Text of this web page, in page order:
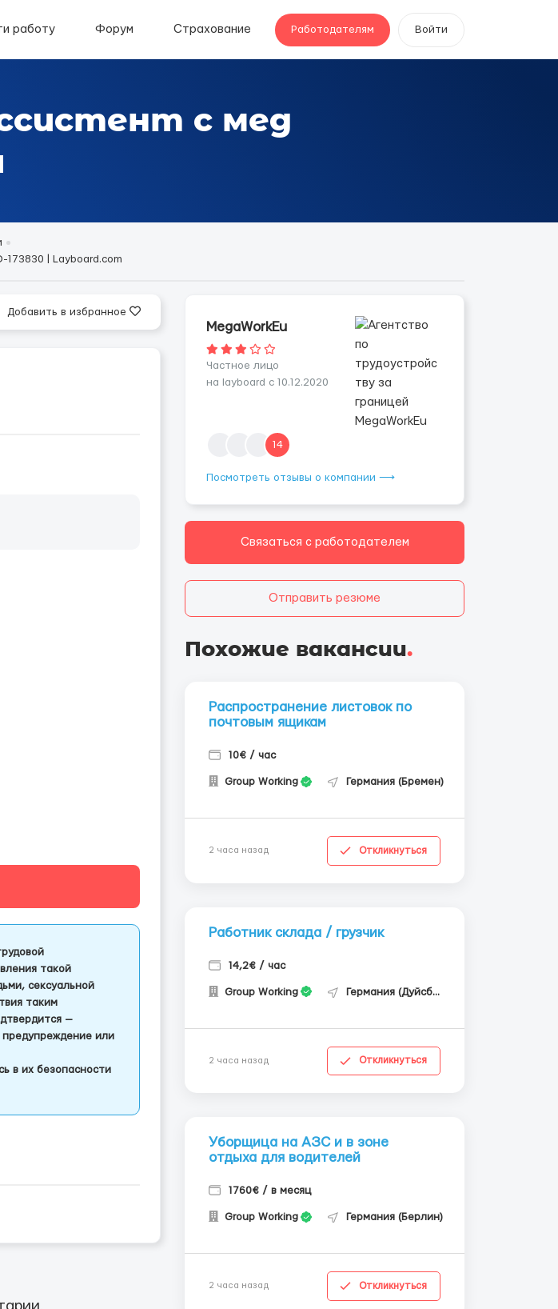
работу Форум Страхование Работодателям Войти
с мед
| Layboard.com
Добавить в избранное
такой
сексуальной
таким
—
или
в их безопасности
MegaWorkEu
Частное лицо
на layboard с 10.12.2020
14
Посмотреть отзывы о компании ⟶
Связаться с работодателем
Отправить резюме
Похожие вакансии.
Распространение листовок по
почтовым ящикам
10€ / час
Group Working Германия (Бремен)
2 часа назад Откликнуться
Работник склада / грузчик
14,2€ / час
Group Working Германия (Дуйсбург)
2 часа назад Откликнуться
Уборщица на АЗС и в зоне
отдыха для водителей
1760€ / в месяц
Group Working Германия (Берлин)
2 часа назад Откликнуться